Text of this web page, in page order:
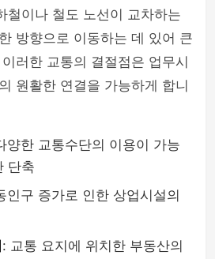
철이나 철도 노선이 교차하는
방향으로 이동하는 데 있어 큰
러한 교통의 결절점은 업무시
원활한 연결을 가능하게 합니
양한 교통수단의 이용이 가능
단축
인구 증가로 인한 상업시설의
: 교통 요지에 위치한 부동산의